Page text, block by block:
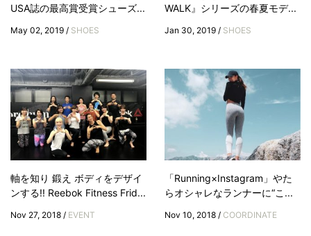
USA誌の最高賞受賞シューズ...
May 02, 2019 / SHOES
WALK』シリーズの春夏モデ...
Jan 30, 2019 / SHOES
軸を知り 鍛え ボディをデザイ
ンする!! Reebok Fitness Frid...
Nov 27, 2018 / EVENT
「Running×Instagram」やた
らオシャレなランナーに“こ...
Nov 10, 2018 / COORDINATE